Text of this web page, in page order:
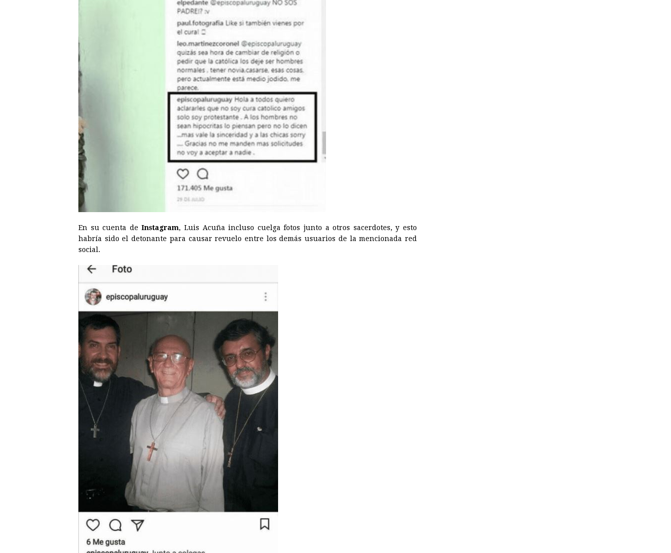
En su cuenta de Instagram, Luis Acuña incluso cuelga fotos junto a otros sacerdotes, y esto
habría sido el detonante para causar revuelo entre los demás usuarios de la mencionada red
social.